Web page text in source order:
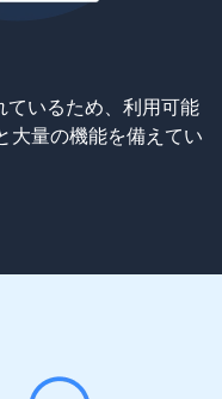
いるため、利用可能
大量の機能を備えてい